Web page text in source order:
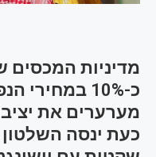
מדיניות
כ-10%
מערערים את
כעת ינסה